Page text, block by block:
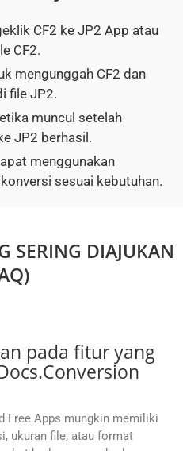
CF2 ke JP2 App atau
CF2.
mengunggah CF2 dan
file JP2.
muncul setelah
JP2 berhasil.
menggunakan
sesuai kebutuhan.
SERING DIAJUKAN
pada fitur yang
Free Apps mungkin memiliki
ukuran file, atau format